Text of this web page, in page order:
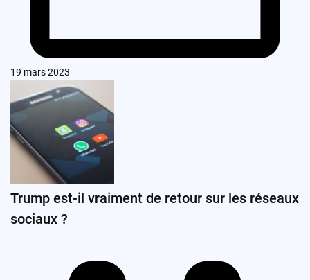
19 mars 2023
Trump est-il vraiment de retour sur les réseaux
sociaux ?